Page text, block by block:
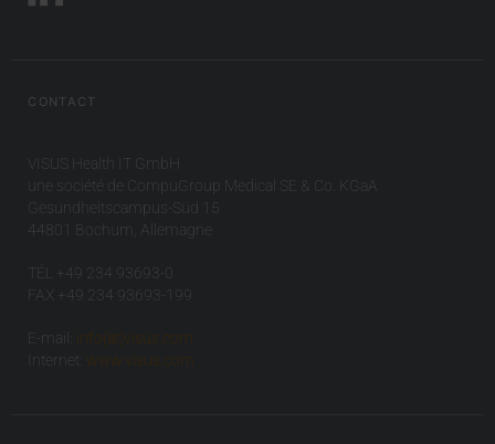
CONTACT
VISUS Health IT GmbH
une société de CompuGroup Medical SE & Co. KGaA
Gesundheitscampus-Süd 15
44801 Bochum, Allemagne
TÉL +49 234 93693-0
FAX +49 234 93693-199
E-mail:
info(at)visus.com
Internet:
www.visus.com